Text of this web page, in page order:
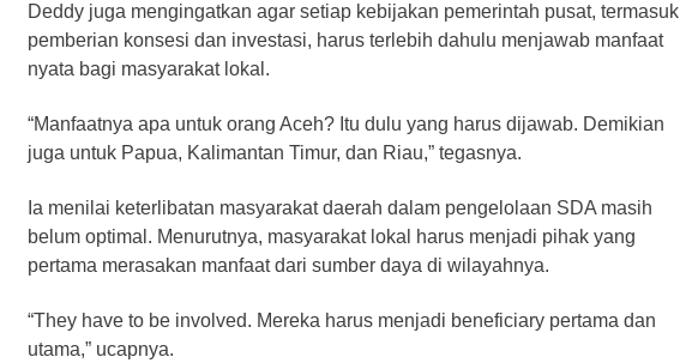
Deddy juga mengingatkan agar setiap kebijakan pemerintah pusat, termasuk
pemberian konsesi dan investasi, harus terlebih dahulu menjawab manfaat
nyata bagi masyarakat lokal.
“Manfaatnya apa untuk orang Aceh? Itu dulu yang harus dijawab. Demikian
juga untuk Papua, Kalimantan Timur, dan Riau,” tegasnya.
Ia menilai keterlibatan masyarakat daerah dalam pengelolaan SDA masih
belum optimal. Menurutnya, masyarakat lokal harus menjadi pihak yang
pertama merasakan manfaat dari sumber daya di wilayahnya.
“They have to be involved. Mereka harus menjadi beneficiary pertama dan
utama,” ucapnya.